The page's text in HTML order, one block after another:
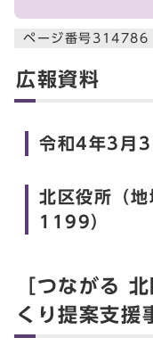
ページ番号314786
広報資料
令和4年3月
北区役所（
1199）
［つながる
くり提案支援